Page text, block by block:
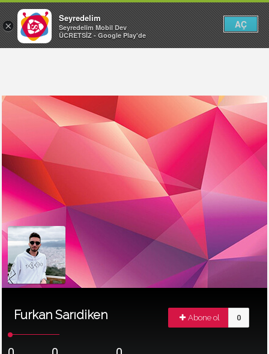
Furkan Sarıdiken Abone ol 0
×
Seyredelim
Seyredelim Mobil Dev
ÜCRETSİZ - Google Play'de
AÇ